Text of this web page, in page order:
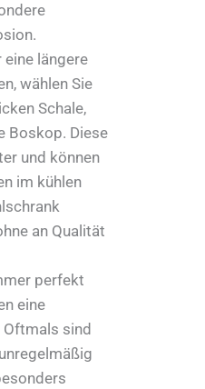
eine längere
wählen Sie
Schale,
Boskop. Diese
und können
im kühlen
an Qualität
perfekt
eine
sind